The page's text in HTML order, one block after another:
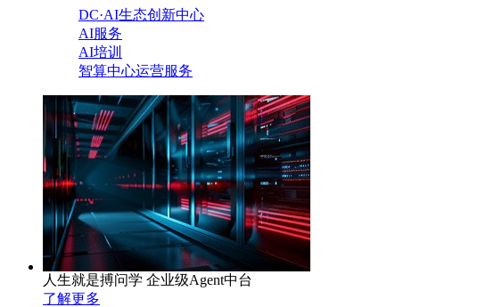
DC·AI生态创新中心
AI服务
AI培训
智算中心运营服务
人生就是搏问学 企业级Agent中台
了解更多